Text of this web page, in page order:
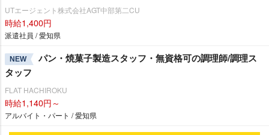
UTエージェント株式会社AGT中部第二CU
時給1,400円
派遣社員 / 愛知県
NEW
パン・焼菓子製造スタッフ・無資格可の調理師/調理ス
タッフ
FLAT HACHIROKU
時給1,140円～
アルバイト・パート / 愛知県